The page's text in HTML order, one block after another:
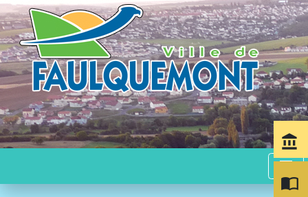
menu
account_balance
import_contacts